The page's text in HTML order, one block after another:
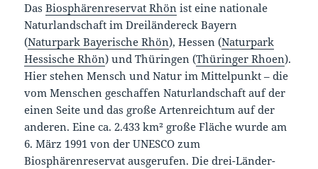
DasBiosphärenreservat Rhön ist eine nationale
Naturlandschaft im Dreiländereck Bayern
(Naturpark Bayerische Rhön), Hessen (Naturpark
Hessische Rhön) und Thüringen (Thüringer Rhoen).
Hier stehen Mensch und Natur im Mittelpunkt – die
vom Menschen geschaffen Naturlandschaft auf der
einen Seite und das große Artenreichtum auf der
anderen. Eine ca. 2.433 km² große Fläche wurde am
6. März 1991 von der UNESCO zum
Biosphärenreservat ausgerufen. Die drei-Länder-